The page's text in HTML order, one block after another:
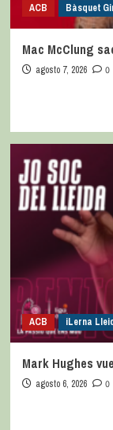
ACB Bàsquet
Mac McClung
agosto 7, 2026 0
ACB iLerna
Mark Hughes
agosto 6, 2026 0